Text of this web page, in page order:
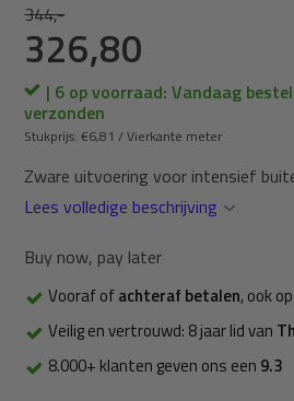
344,-
326,80
| 6 op voorraad: Vandaag
verzonden
Stukprijs:€6,81 /Vierkante meter
Zware uitvoering voor intensief
Lees volledige beschrijving
Buy now, pay later
Vooraf ofachteraf betalen, ook
Veilig en vertrouwd: 8 jaar lid van
8.000+ klanten geven ons een 9.3